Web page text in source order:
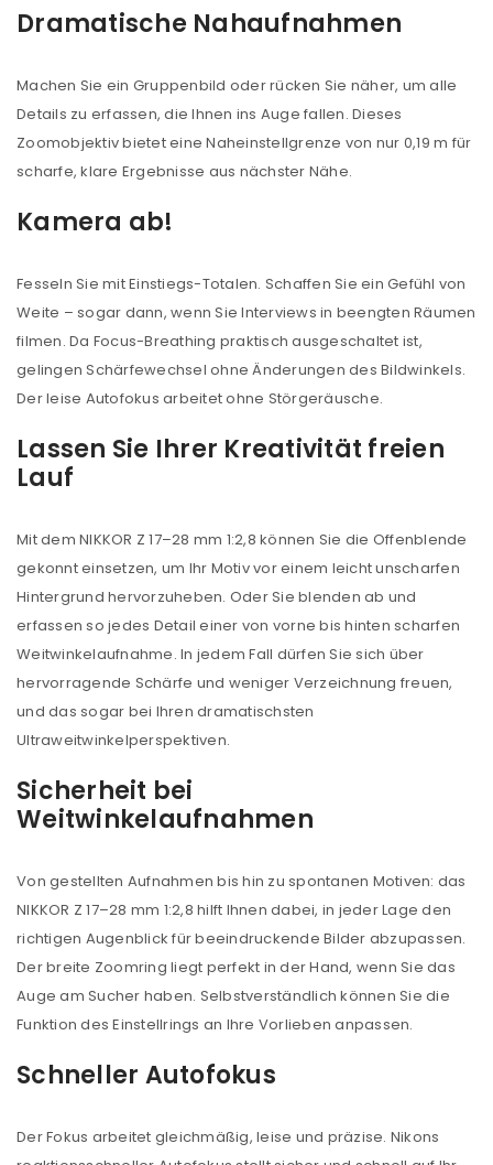
Dramatische Nahaufnahmen
Machen Sie ein Gruppenbild oder rücken Sie näher, um alle
Details zu erfassen, die Ihnen ins Auge fallen. Dieses
Zoomobjektiv bietet eine Naheinstellgrenze von nur 0,19 m für
scharfe, klare Ergebnisse aus nächster Nähe.
Kamera ab!
Fesseln Sie mit Einstiegs-Totalen. Schaffen Sie ein Gefühl von
Weite – sogar dann, wenn Sie Interviews in beengten Räumen
filmen. Da Focus-Breathing praktisch ausgeschaltet ist,
gelingen Schärfewechsel ohne Änderungen des Bildwinkels.
Der leise Autofokus arbeitet ohne Störgeräusche.
Lassen Sie Ihrer Kreativität freien
Lauf
Mit dem NIKKOR Z 17–28 mm 1:2,8 können Sie die Offenblende
gekonnt einsetzen, um Ihr Motiv vor einem leicht unscharfen
Hintergrund hervorzuheben. Oder Sie blenden ab und
erfassen so jedes Detail einer von vorne bis hinten scharfen
Weitwinkelaufnahme. In jedem Fall dürfen Sie sich über
hervorragende Schärfe und weniger Verzeichnung freuen,
und das sogar bei Ihren dramatischsten
Ultraweitwinkelperspektiven.
Sicherheit bei
Weitwinkelaufnahmen
Von gestellten Aufnahmen bis hin zu spontanen Motiven: das
NIKKOR Z 17–28 mm 1:2,8 hilft Ihnen dabei, in jeder Lage den
richtigen Augenblick für beeindruckende Bilder abzupassen.
Der breite Zoomring liegt perfekt in der Hand, wenn Sie das
Auge am Sucher haben. Selbstverständlich können Sie die
Funktion des Einstellrings an Ihre Vorlieben anpassen.
Schneller Autofokus
Der Fokus arbeitet gleichmäßig, leise und präzise. Nikons